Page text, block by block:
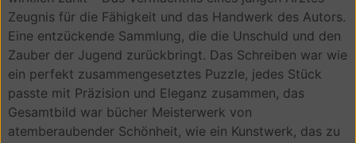
Zeugnis für die Fähigkeit und das Handwerk des Autors.
Eine entzückende Sammlung, die die Unschuld und den
Zauber der Jugend zurückbringt. Das Schreiben war wie
ein perfekt zusammengesetztes Puzzle, jedes Stück
passte mit Präzision und Eleganz zusammen, das
Gesamtbild war bücher Meisterwerk von
atemberaubender Schönheit, wie ein Kunstwerk, das zu